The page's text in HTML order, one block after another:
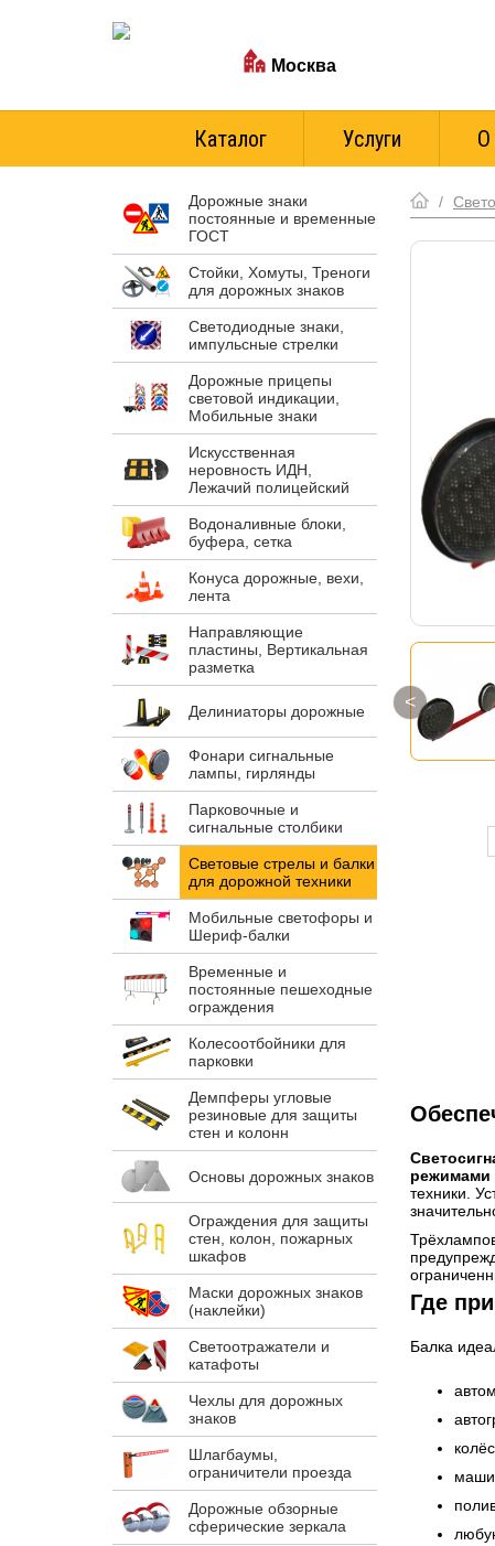
Москва
Каталог Услуги О
/
<
режимами
техники.
Где
Балка
Дорожные знаки
постоянные и временные
ГОСТ
Стойки, Хомуты, Треноги
для дорожных знаков
Светодиодные знаки,
импульсные стрелки
Дорожные прицепы
световой индикации,
Мобильные знаки
Искусственная
неровность ИДН,
Лежачий полицейский
Водоналивные блоки,
буфера, сетка
Конуса дорожные, вехи,
лента
Направляющие
пластины, Вертикальная
разметка
Делиниаторы дорожные
Фонари сигнальные
лампы, гирлянды
Парковочные и
сигнальные столбики
Световые стрелы и балки
для дорожной техники
Мобильные светофоры и
Шериф-балки
Временные и
постоянные пешеходные
ограждения
Колесоотбойники для
парковки
Демпферы угловые
резиновые для защиты
стен и колонн
Основы дорожных знаков
Ограждения для защиты
стен, колон, пожарных
шкафов
Маски дорожных знаков
(наклейки)
Светоотражатели и
катафоты
Чехлы для дорожных
знаков
Шлагбаумы,
ограничители проезда
Дорожные обзорные
сферические зеркала